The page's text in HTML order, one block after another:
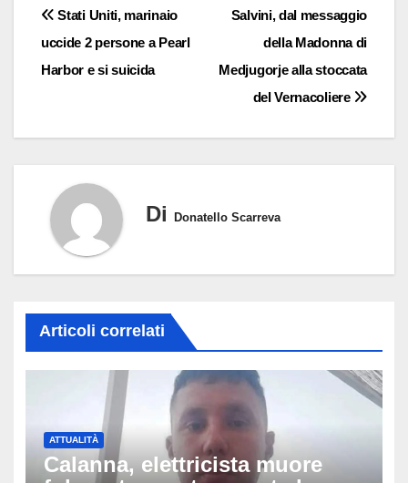
Navigazione
articoli
Salvini, dal messaggio
della Madonna di
Medjugorje alla stoccata
del Vernacoliere
Stati Uniti, marinaio
uccide 2 persone a Pearl
Harbor e si suicida
Di Donatello Scarreva
Articoli correlati
ATTUALITÀ
Calanna, elettricista muore